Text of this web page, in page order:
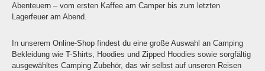
Abenteuern – vom ersten Kaffee am Camper bis zum letzten
Lagerfeuer am Abend.
In unserem Online-Shop findest du eine große Auswahl an Camping
Bekleidung wie T-Shirts, Hoodies und Zipped Hoodies sowie sorgfältig
ausgewähltes Camping Zubehör, das wir selbst auf unseren Reisen